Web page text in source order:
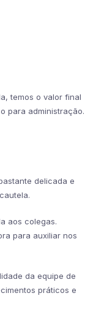
temos o valor final
para administração.
delicada e
aos colegas.
para auxiliar nos
da equipe de
práticos e